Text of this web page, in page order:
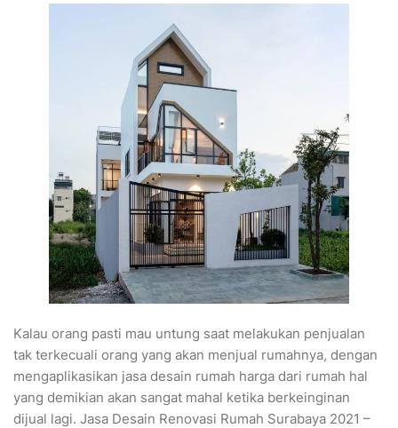
Kalau orang pasti mau untung saat melakukan penjualan
tak terkecuali orang yang akan menjual rumahnya, dengan
mengaplikasikan jasa desain rumah harga dari rumah hal
yang demikian akan sangat mahal ketika berkeinginan
dijual lagi. Jasa Desain Renovasi Rumah Surabaya 2021 –